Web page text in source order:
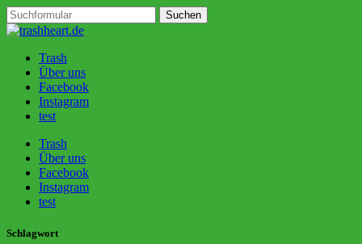
Trash
Über uns
Facebook
Instagram
test
Trash
Über uns
Facebook
Instagram
test
Schlagwort